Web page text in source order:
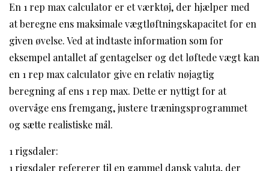
En 1 rep max calculator er et værktøj, der hjælper med
at beregne ens maksimale vægtløftningskapacitet for en
given øvelse. Ved at indtaste information som for
eksempel antallet af gentagelser og det løftede vægt kan
en 1 rep max calculator give en relativ nøjagtig
beregning af ens 1 rep max. Dette er nyttigt for at
overvåge ens fremgang, justere træningsprogrammet
og sætte realistiske mål.
1 rigsdaler:
1 rigsdaler refererer til en gammel dansk valuta, der